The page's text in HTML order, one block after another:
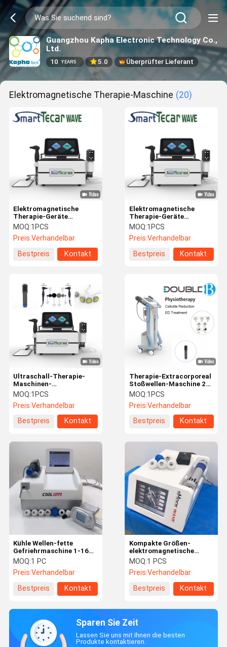
Guangzhou Kapha Electronic Technology Co.,
Ltd.
10 YEARS 5.0 Überprüfter Lieferant
Elektromagnetische Therapie-Maschine (20)
Elektromagnetische
Therapie-Geräte
elektromagnetische
Therapie-Ausrüstungs-
Hochfrequenz-
Physiotherapie Puilse
MOQ:1PCS
Preis:Verhandelbar
Bestpreis
Kontakt
Elektromagnetische
Therapie-Geräte
elektromagnetische
Therapie-Ausrüstungs-
Hochfrequenz-
Physiotherapie Puilse
MOQ:1PCS
Preis:Verhandelbar
Bestpreis
Kontakt
Ultraschall-Therapie-
Maschinen-
elektromagnetische
Therapie-Ausrüstungs-
Hochfrequenz-
Physiotherapie-Maschine
MOQ:1PCS
Preis:Verhandelbar
Bestpreis
Kontakt
Therapie-Extracorporeal
Stoßwellen-Maschine 2
Griff-ED
MOQ:1PCS
Preis:Verhandelbar
Bestpreis
Kontakt
Kühle Wellen-fette
Gefriehrmaschine 1-16
Hz, tragbare
Cryolipolysis-Maschine
MOQ:1 PC
Preis:Verhandelbar
Bestpreis
Kontakt
Kompakte Größen-
elektromagnetische
Therapie-Maschine mit 8
Zoll-Touch Screen
MOQ:1 PCS
Preis:Verhandelbar
Bestpreis
Kontakt
Sparen Sie Zeit
Lassen Sie uns mit Ihnen die besten
Produkte kontaktieren.